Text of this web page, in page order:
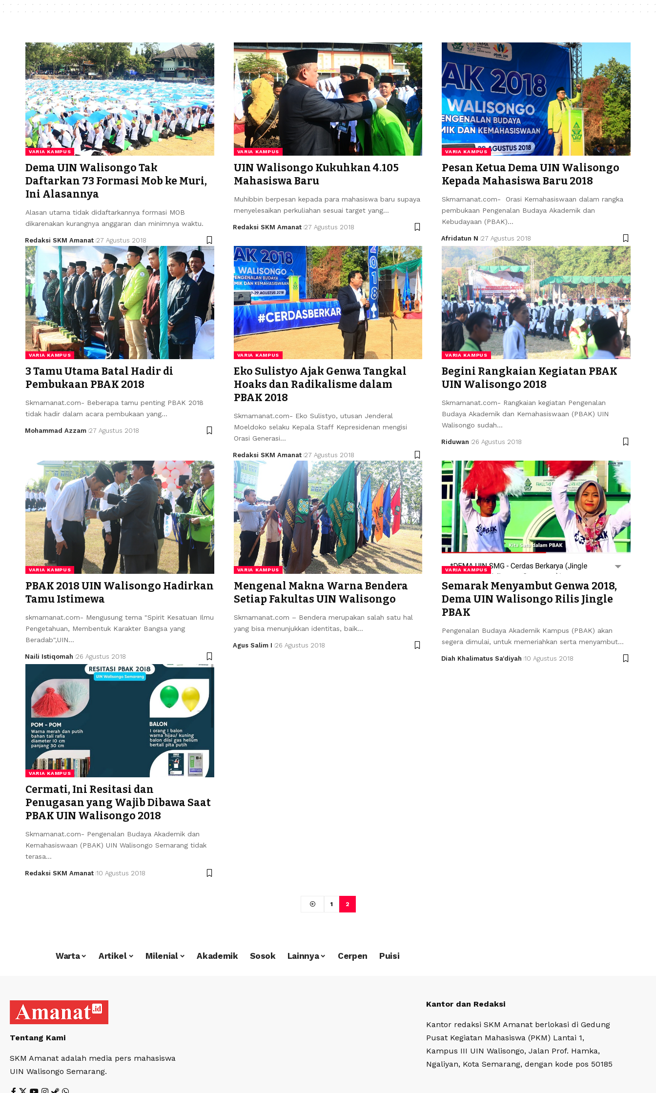
VARIA KAMPUS
Dema UIN Walisongo Tak
Daftarkan 73 Formasi Mob ke Muri,
Ini Alasannya
Alasan utama tidak didaftarkannya formasi MOB
dikarenakan kurangnya anggaran dan minimnya waktu.
Redaksi SKM Amanat 27 Agustus 2018
VARIA KAMPUS
UIN Walisongo Kukuhkan 4.105
Mahasiswa Baru
Muhibbin berpesan kepada para mahasiswa baru supaya
menyelesaikan perkuliahan sesuai target yang…
Redaksi SKM Amanat 27 Agustus 2018
VARIA KAMPUS
Pesan Ketua Dema UIN Walisongo
Kepada Mahasiswa Baru 2018
Skmamanat.com- Orasi Kemahasiswaan dalam rangka
pembukaan Pengenalan Budaya Akademik dan
Kebudayaan (PBAK)…
Afridatun N 27 Agustus 2018
VARIA KAMPUS
3 Tamu Utama Batal Hadir di
Pembukaan PBAK 2018
Skmamanat.com- Beberapa tamu penting PBAK 2018
tidak hadir dalam acara pembukaan yang…
Mohammad Azzam 27 Agustus 2018
VARIA KAMPUS
Eko Sulistyo Ajak Genwa Tangkal
Hoaks dan Radikalisme dalam
PBAK 2018
Skmamanat.com- Eko Sulistyo, utusan Jenderal
Moeldoko selaku Kepala Staff Kepresidenan mengisi
Orasi Generasi…
Redaksi SKM Amanat 27 Agustus 2018
VARIA KAMPUS
Begini Rangkaian Kegiatan PBAK
UIN Walisongo 2018
Skmamanat.com- Rangkaian kegiatan Pengenalan
Budaya Akademik dan Kemahasiswaan (PBAK) UIN
Walisongo sudah…
Riduwan 26 Agustus 2018
VARIA KAMPUS
PBAK 2018 UIN Walisongo Hadirkan
Tamu Istimewa
skmamanat.com- Mengusung tema "Spirit Kesatuan Ilmu
Pengetahuan, Membentuk Karakter Bangsa yang
Beradab",UIN…
Naili Istiqomah 26 Agustus 2018
VARIA KAMPUS
Mengenal Makna Warna Bendera
Setiap Fakultas UIN Walisongo
Skmamanat.com – Bendera merupakan salah satu hal
yang bisa menunjukkan identitas, baik…
Agus Salim I 26 Agustus 2018
VARIA KAMPUS
Semarak Menyambut Genwa 2018,
Dema UIN Walisongo Rilis Jingle
PBAK
Pengenalan Budaya Akademik Kampus (PBAK) akan
segera dimulai, untuk memeriahkan serta menyambut…
Diah Khalimatus Sa'diyah 10 Agustus 2018
VARIA KAMPUS
Cermati, Ini Resitasi dan
Penugasan yang Wajib Dibawa Saat
PBAK UIN Walisongo 2018
Skmamanat.com- Pengenalan Budaya Akademik dan
Kemahasiswaan (PBAK) UIN Walisongo Semarang tidak
terasa…
Redaksi SKM Amanat 10 Agustus 2018
1 2
Warta Artikel Milenial Akademik Sosok Lainnya Cerpen Puisi
Tentang Kami
SKM Amanat adalah media pers mahasiswa
UIN Walisongo Semarang.
Kantor dan Redaksi
Kantor redaksi SKM Amanat berlokasi di Gedung
Pusat Kegiatan Mahasiswa (PKM) Lantai 1,
Kampus III UIN Walisongo, Jalan Prof. Hamka,
Ngaliyan, Kota Semarang, dengan kode pos 50185